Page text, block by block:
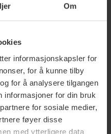
Om
informasjonskapsler for
for å kunne tilby
for å analysere tilgangen
informasjoner for din bruk
for sosiale medier,
føyer disse
med ytterligere data